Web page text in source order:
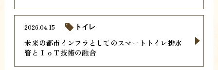
未来の都市インフラとしてのスマートトイレ排水
管とＩｏＴ技術の融合
2026.04.15 トイレ